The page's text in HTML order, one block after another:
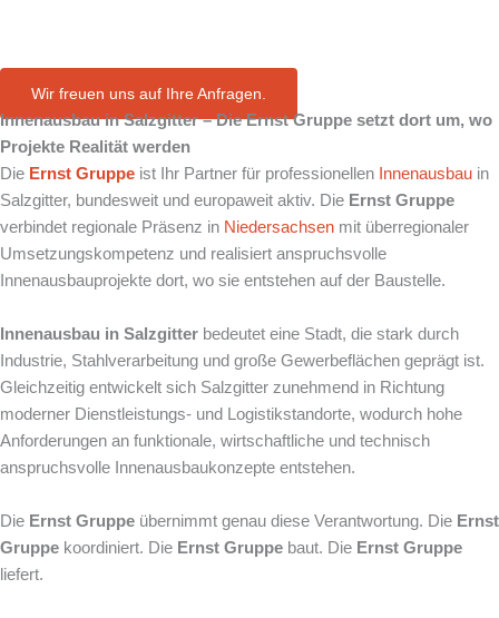
Wir freuen uns auf Ihre Anfragen.
Innenausbau inSalzgitter– Die Ernst Gruppe setzt dort um, wo
Projekte Realität werden
Die Ernst Gruppe ist Ihr Partner für professionellen Innenausbau in
Salzgitter, bundesweit und europaweit aktiv. Die Ernst Gruppe
verbindet regionale Präsenz in Niedersachsen mit überregionaler
Umsetzungskompetenz und realisiert anspruchsvolle
Innenausbauprojekte dort, wo sie entstehen auf der Baustelle.
Innenausbau in Salzgitter bedeutet eine Stadt, die stark durch
Industrie, Stahlverarbeitung und große Gewerbeflächen geprägt ist.
Gleichzeitig entwickelt sich Salzgitter zunehmend in Richtung
moderner Dienstleistungs- und Logistikstandorte, wodurch hohe
Anforderungen an funktionale, wirtschaftliche und technisch
anspruchsvolle Innenausbaukonzepte entstehen.
Die Ernst Gruppe übernimmt genau diese Verantwortung. Die Ernst
Gruppe koordiniert. Die Ernst Gruppe baut. Die Ernst Gruppe
liefert.